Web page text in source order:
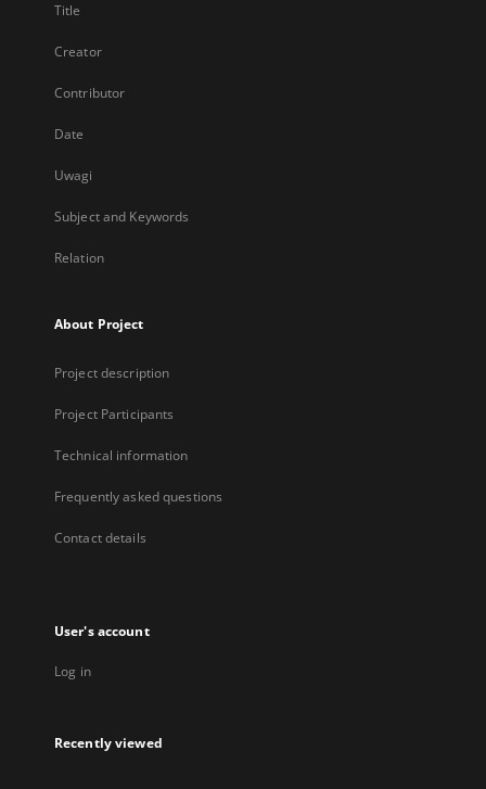
Title
Creator
Contributor
Date
Uwagi
Subject and Keywords
Relation
About Project
Project description
Project Participants
Technical information
Frequently asked questions
Contact details
User's account
Log in
Recently viewed